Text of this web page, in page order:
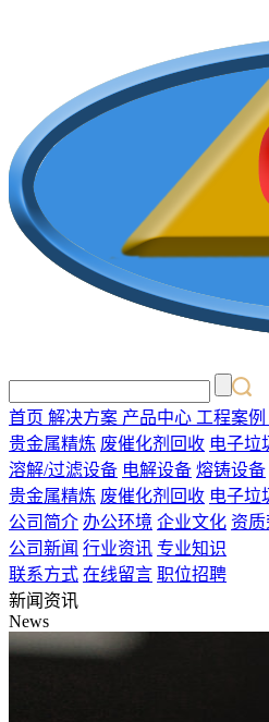
首页 解决方案 产品中心 工程案例
贵金属精炼 废催化剂回收 电子垃
溶解/过滤设备 电解设备 熔铸设备
贵金属精炼 废催化剂回收 电子垃
公司简介 办公环境 企业文化 资
公司新闻 行业资讯 专业知识
联系方式 在线留言 职位招聘
新闻资讯
News